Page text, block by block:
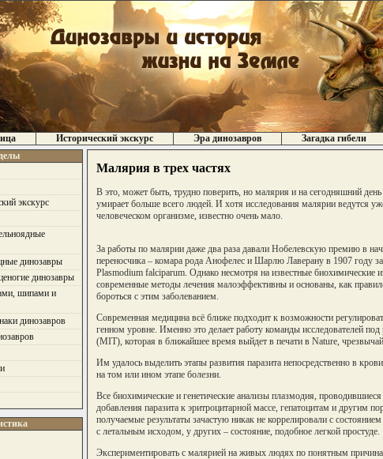
Исторический экскурс Эра динозавров Загадка гибели
экскурс
динозавры
динозавры
шипами и
динозавров
Малярия в трех частях
В это, может быть, трудно поверить, но малярия и на сегодняшний
умирает больше всего людей. И хотя исследования малярии ведутся
человеческом организме, известно очень мало.
За работы по малярии даже два раза давали Нобелевскую премию в
переносчика – комара рода Анофелес и Шарлю Лаверану в 1907 году
Plasmodium falciparum. Однако несмотря на известные биохимические
современные методы лечения малоэффективны и основаны, как
бороться с этим заболеванием.
Современная медицина всё ближе подходит к возможности
генном уровне. Именно это делает работу команды исследователей
(MIT), которая в ближайшее время выйдет в печати в Nature,
Им удалось выделить этапы развития паразита непосредственно в
на том или ином этапе болезни.
Все биохимические и генетические анализы плазмодия,
добавления паразита к эритроцитарной массе, гепатоцитам и другим
получаемые результаты зачастую никак не коррелировали с
с летальным исходом, у других – состояние, подобное легкой простуде.
Экспериментировать с малярией на живых людях по понятным